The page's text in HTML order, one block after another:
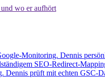
wo er aufhört
Monitoring. Dennis
SEO-Redirect-
prüft mit echten GSC-